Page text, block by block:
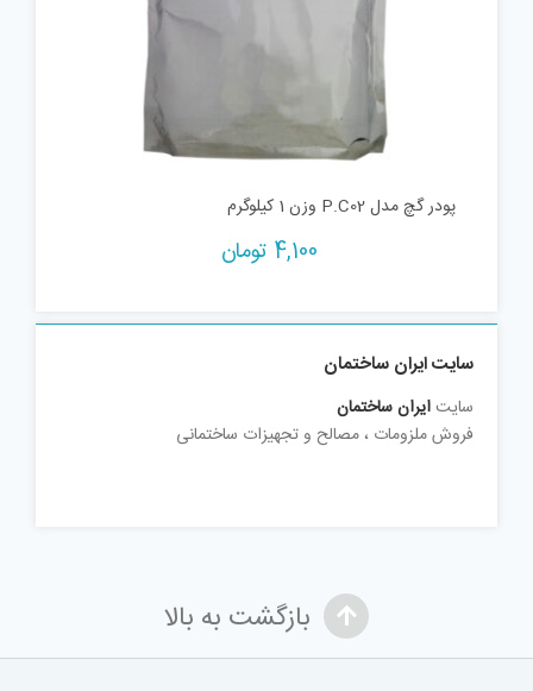
پودر گچ مدل P.C02 وزن 1 کیلوگرم
4,100 تومان
سایت ایران ساختمان
سایتایران ساختمان
فروش ملزومات ، مصالح و تجهیزات ساختمانی
بازگشت به بالا